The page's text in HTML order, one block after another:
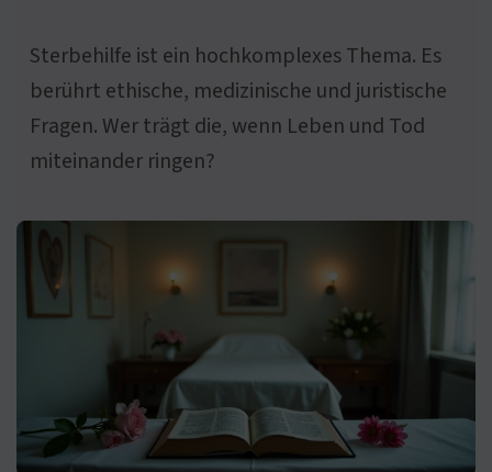
Sterbehilfe ist ein hochkomplexes Thema. Es
berührt ethische, medizinische und juristische
Fragen. Wer trägt die, wenn Leben und Tod
miteinander ringen?